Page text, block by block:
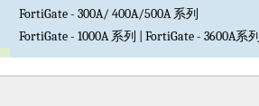
FortiGate - 300A/ 400A/500A 系列
FortiGate - 1000A 系列 | FortiGate - 3600A系列